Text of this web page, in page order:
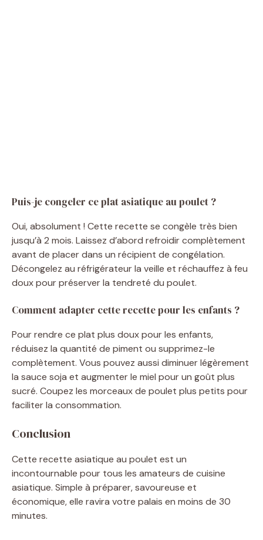
Puis-je congeler ce plat asiatique au poulet ?
Oui, absolument ! Cette recette se congèle très bien
jusqu’à 2 mois. Laissez d’abord refroidir complètement
avant de placer dans un récipient de congélation.
Décongelez au réfrigérateur la veille et réchauffez à feu
doux pour préserver la tendreté du poulet.
Comment adapter cette recette pour les enfants ?
Pour rendre ce plat plus doux pour les enfants,
réduisez la quantité de piment ou supprimez-le
complètement. Vous pouvez aussi diminuer légèrement
la sauce soja et augmenter le miel pour un goût plus
sucré. Coupez les morceaux de poulet plus petits pour
faciliter la consommation.
Conclusion
Cette recette asiatique au poulet est un
incontournable pour tous les amateurs de cuisine
asiatique. Simple à préparer, savoureuse et
économique, elle ravira votre palais en moins de 30
minutes.